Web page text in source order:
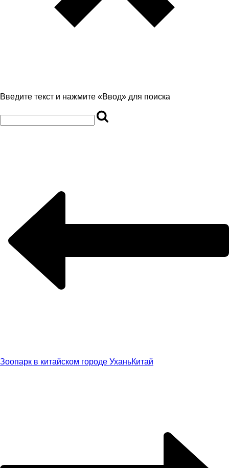
Введите текст и нажмите «Ввод» для поиска
Зоопарк в китайском городе УханьКитай